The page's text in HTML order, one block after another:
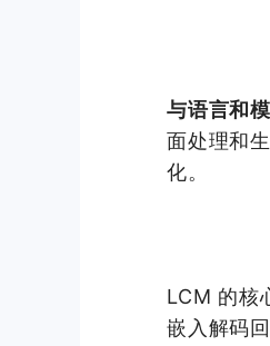
与语言和
面处理和
化。
LCM 的核
嵌入解码